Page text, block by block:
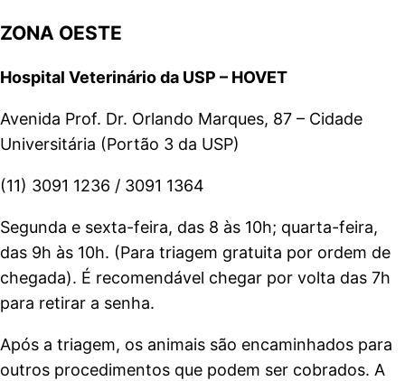
ZONA OESTE
Hospital Veterinário da USP – HOVET
Avenida Prof. Dr. Orlando Marques, 87 – Cidade
Universitária (Portão 3 da USP)
(11) 3091 1236 / 3091 1364
Segunda e sexta-feira, das 8 às 10h; quarta-feira,
das 9h às 10h. (Para triagem gratuita por ordem de
chegada). É recomendável chegar por volta das 7h
para retirar a senha.
Após a triagem, os animais são encaminhados para
outros procedimentos que podem ser cobrados. A